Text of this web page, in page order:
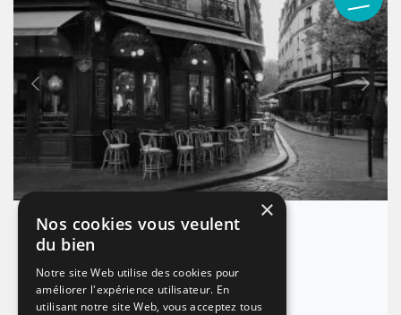
Précédent
Suivant
Série Limithée
(0.9km)
Paris 11 (75011)
Nombre de places : 1-30 pers.
×
Nos cookies vous veulent
du bien
Notre site Web utilise des cookies pour
améliorer l'expérience utilisateur. En
utilisant notre site Web, vous acceptez tous